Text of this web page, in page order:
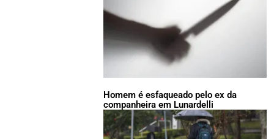
Homem é esfaqueado pelo ex da
companheira em Lunardelli